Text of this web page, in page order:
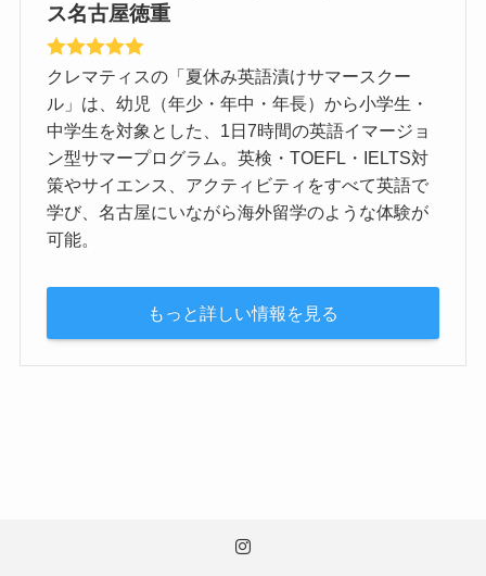
ス名古屋徳重
クレマティスの「夏休み英語漬けサマースクー
ル」は、幼児（年少・年中・年長）から小学生・
中学生を対象とした、1日7時間の英語イマージョ
ン型サマープログラム。英検・TOEFL・IELTS対
策やサイエンス、アクティビティをすべて英語で
学び、名古屋にいながら海外留学のような体験が
可能。
もっと詳しい情報を見る